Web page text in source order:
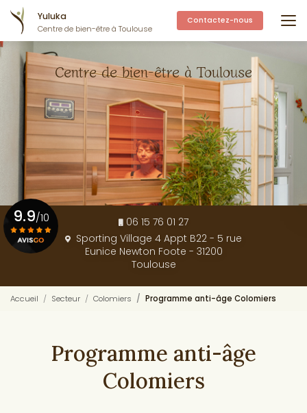
au
contenu
principal
Yuluka
Centre de bien-être à Toulouse
Contactez-nous
Centre de bien-être à Toulouse
06 15 76 01 27
Sporting Village 4 Appt B22 - 5 rue
Eunice Newton Foote - 31200
Toulouse
9.9/10
Accueil Secteur Colomiers Programme anti-âge Colomiers
Programme anti-âge
Colomiers